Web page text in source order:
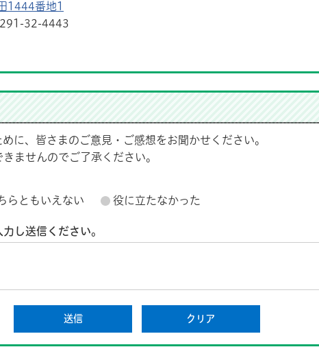
1444番地1
32-4443
に、皆さまのご意見・ご感想をお聞かせください。
ませんのでご了承ください。
らともいえない 役に立たなかった
し送信ください。